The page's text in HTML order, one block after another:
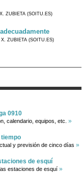
ZUBIETA (SOITU.ES)
ZUBIETA (SOITU.ES)
0910
calendario, equipos, etc. »
tiempo
y previsión de cinco días »
de esquí
estaciones de esquí »